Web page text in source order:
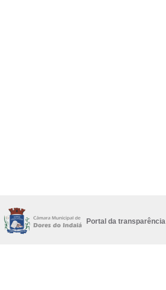
Portal da transparência